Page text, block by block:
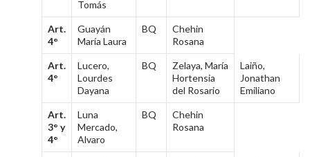
Tomás
Art.
4°
Guayán
María Laura
BQ
Chehin
Rosana
Art.
4°
Lucero,
Lourdes
Dayana
BQ
Zelaya, María
Hortensia
del Rosario
Laiño,
Jonathan
Emiliano
Art.
3° y
4°
Luna
Mercado,
Alvaro
BQ
Chehin
Rosana